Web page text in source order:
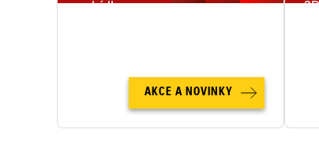
nabídky.
AKCE A NOVINKY